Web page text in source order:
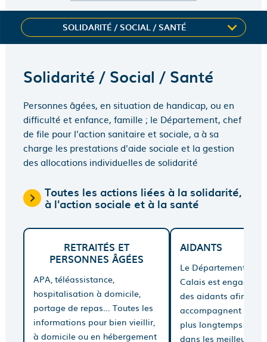
SOLIDARITÉ / SOCIAL / SANTÉ
Solidarité / Social / Santé
Personnes âgées, en situation de handicap, ou en
difficulté et enfance, famille ; le Département, chef
de file pour l'action sanitaire et sociale, a à sa
charge les prestations d'aide sociale et la gestion
des allocations individuelles de solidarité
Toutes les actions liées à la solidarité,
à l'action sociale et à la santé
RETRAITÉS ET
PERSONNES ÂGÉES
APA, téléassistance,
hospitalisation à domicile,
portage de repas... Toutes les
informations pour bien vieillir,
à domicile ou en hébergement
AIDANTS
Le Département du
Calais est engagé
des aidants afin
accompagnent leur
plus longtemps
dans les meilleures